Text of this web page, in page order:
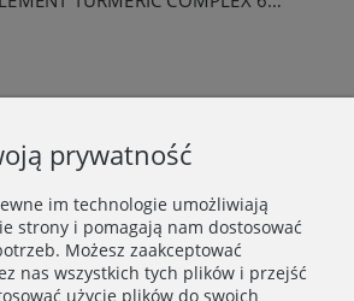
prywatność
im technologie umożliwiają
strony i pomagają nam dostosować
Możesz zaakceptować
nas wszystkich tych plików i przejść
użycie plików do swoich